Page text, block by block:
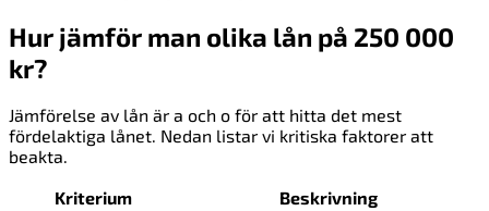
Hur jämför man olika lån på 250 000
kr?
Jämförelse av lån är a och o för att hitta det mest
fördelaktiga lånet. Nedan listar vi kritiska faktorer att
beakta.
Kriterium
Beskrivning